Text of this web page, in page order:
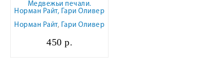
Медвежьи печали.
Норман Райт, Гари Оливер
Норман Райт, Гари Оливер
450 р.